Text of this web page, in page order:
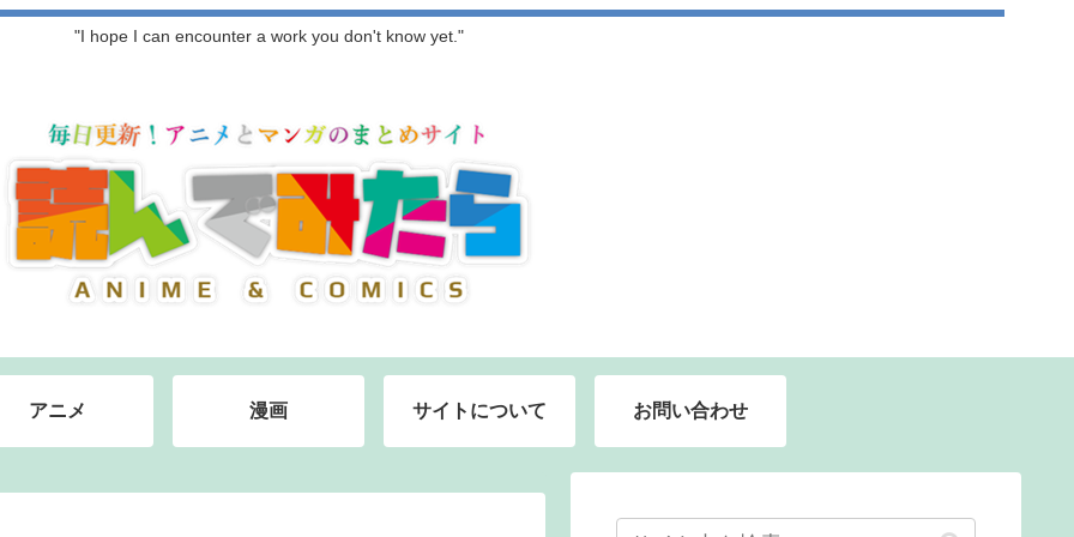
"I hope I can encounter a work you don't know yet."
アニメ 漫画 サイトについて お問い合わせ